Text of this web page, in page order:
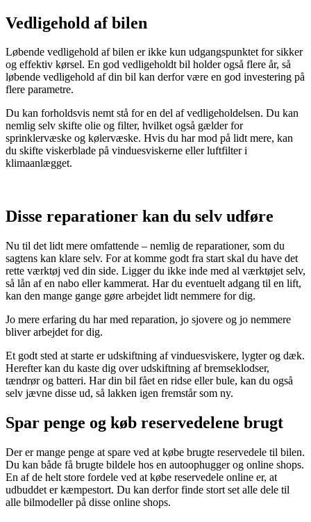
Vedligehold af bilen
Løbende vedligehold af bilen er ikke kun udgangspunktet for sikker
og effektiv kørsel. En god vedligeholdt bil holder også flere år, så
løbende vedligehold af din bil kan derfor være en god investering på
flere parametre.
Du kan forholdsvis nemt stå for en del af vedligeholdelsen. Du kan
nemlig selv skifte olie og filter, hvilket også gælder for
sprinklervæske og kølervæske. Hvis du har mod på lidt mere, kan
du skifte viskerblade på vinduesviskerne eller luftfilter i
klimaanlægget.
Disse reparationer kan du selv udføre
Nu til det lidt mere omfattende – nemlig de reparationer, som du
sagtens kan klare selv. For at komme godt fra start skal du have det
rette værktøj ved din side. Ligger du ikke inde med al værktøjet selv,
så lån af en nabo eller kammerat. Har du eventuelt adgang til en lift,
kan den mange gange gøre arbejdet lidt nemmere for dig.
Jo mere erfaring du har med reparation, jo sjovere og jo nemmere
bliver arbejdet for dig.
Et godt sted at starte er udskiftning af vinduesviskere, lygter og dæk.
Herefter kan du kaste dig over udskiftning af bremseklodser,
tændrør og batteri. Har din bil fået en ridse eller bule, kan du også
selv jævne disse ud, så lakken igen fremstår som ny.
Spar penge og køb reservedelene brugt
Der er mange penge at spare ved at købe brugte reservedele til bilen.
Du kan både få brugte bildele hos en autoophugger og online shops.
En af de helt store fordele ved at købe reservedele online er, at
udbuddet er kæmpestort. Du kan derfor finde stort set alle dele til
alle bilmodeller på disse online shops.